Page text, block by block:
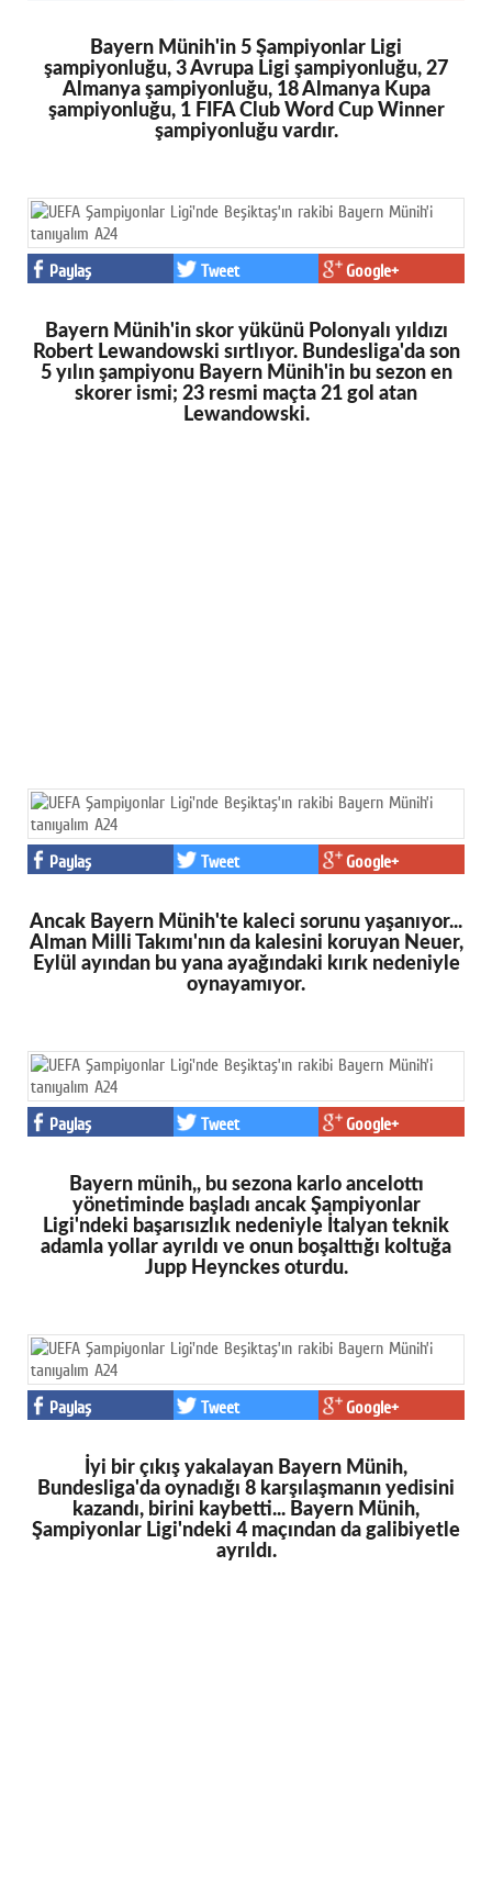
Bayern Münih'in 5 Şampiyonlar Ligi
şampiyonluğu, 3 Avrupa Ligi şampiyonluğu, 27
Almanya şampiyonluğu, 18 Almanya Kupa
şampiyonluğu, 1 FIFA Club Word Cup Winner
şampiyonluğu vardır.
Paylaş Tweet Google+
Bayern Münih'in skor yükünü Polonyalı yıldızı
Robert Lewandowski sırtlıyor. Bundesliga'da son
5 yılın şampiyonu Bayern Münih'in bu sezon en
skorer ismi; 23 resmi maçta 21 gol atan
Lewandowski.
Paylaş Tweet Google+
Ancak Bayern Münih'te kaleci sorunu yaşanıyor...
Alman Milli Takımı'nın da kalesini koruyan Neuer,
Eylül ayından bu yana ayağındaki kırık nedeniyle
oynayamıyor.
Paylaş Tweet Google+
Bayern münih,, bu sezona karlo ancelottı
yönetiminde başladı ancak Şampiyonlar
Ligi'ndeki başarısızlık nedeniyle İtalyan teknik
adamla yollar ayrıldı ve onun boşalttığı koltuğa
Jupp Heynckes oturdu.
Paylaş Tweet Google+
İyi bir çıkış yakalayan Bayern Münih,
Bundesliga'da oynadığı 8 karşılaşmanın yedisini
kazandı, birini kaybetti... Bayern Münih,
Şampiyonlar Ligi'ndeki 4 maçından da galibiyetle
ayrıldı.